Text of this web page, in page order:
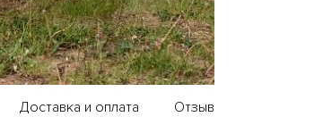
Доставка и оплата Отзыв